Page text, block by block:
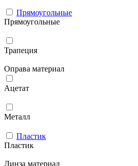
Прямоугольные
Прямоугольные
Трапеция
Оправа материал
Ацетат
Металл
Пластик
Пластик
Линза материал